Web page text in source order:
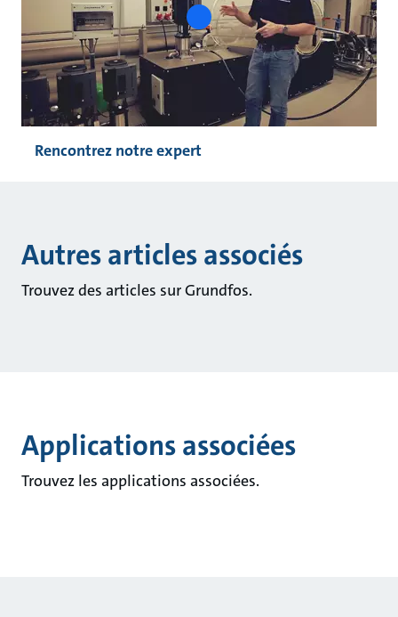
play
button
Rencontrez notre expert
Autres articles associés
Trouvez des articles sur Grundfos.
Applications associées
Trouvez les applications associées.